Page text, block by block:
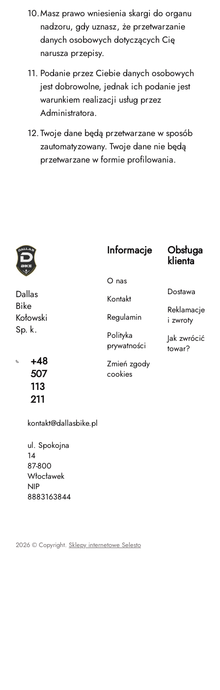
Masz prawo wniesienia skargi do organu
nadzoru, gdy uznasz, że przetwarzanie
danych osobowych dotyczących Cię
narusza przepisy.
Podanie przez Ciebie danych osobowych
jest dobrowolne, jednak ich podanie jest
warunkiem realizacji usług przez
Administratora.
Twoje dane będą przetwarzane w sposób
zautomatyzowany. Twoje dane nie będą
przetwarzane w formie profilowania.
Dallas
Bike
Kołowski
Sp. k.
+48
507
113
211
kontakt@dallasbike.pl
ul. Spokojna
14
87-800
Włocławek
NIP
8883163844
Informacje
O nas
Kontakt
Regulamin
Polityka
prywatności
Zmień zgody
cookies
Obsługa
klienta
Dostawa
Reklamacje
i zwroty
Jak zwrócić
towar?
2026 © Copyright. Sklepy internetowe Selesto